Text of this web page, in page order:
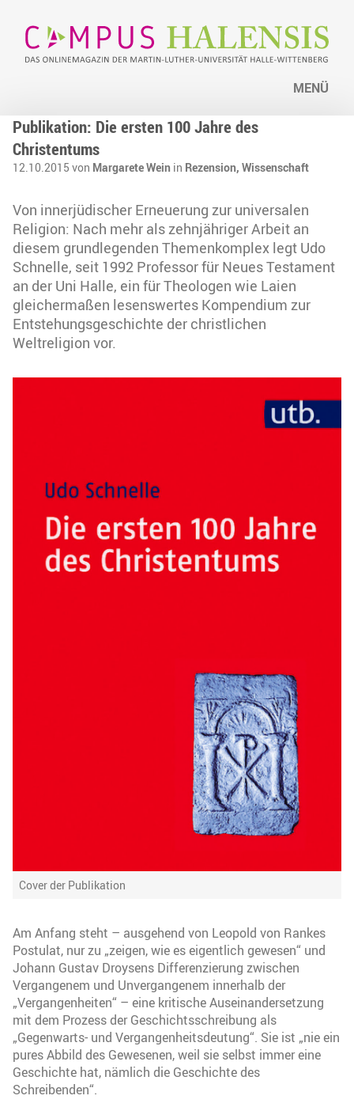
MENÜ
Publikation: Die ersten 100 Jahre des
Christentums
12.10.2015 von Margarete Wein in Rezension, Wissenschaft
Von innerjüdischer Erneuerung zur universalen
Religion: Nach mehr als zehnjähriger Arbeit an
diesem grundlegenden Themenkomplex legt Udo
Schnelle, seit 1992 Professor für Neues Testament
an der Uni Halle, ein für Theologen wie Laien
gleichermaßen lesenswertes Kompendium zur
Entstehungsgeschichte der christlichen
Weltreligion vor.
Cover der Publikation
Am Anfang steht – ausgehend von Leopold von Rankes
Postulat, nur zu „zeigen, wie es eigentlich gewesen“ und
Johann Gustav Droysens Differenzierung zwischen
Vergangenem und Unvergangenem innerhalb der
„Vergangenheiten“ – eine kritische Auseinandersetzung
mit dem Prozess der Geschichtsschreibung als
„Gegenwarts- und Vergangenheitsdeutung“. Sie ist „nie ein
pures Abbild des Gewesenen, weil sie selbst immer eine
Geschichte hat, nämlich die Geschichte des
Schreibenden“.